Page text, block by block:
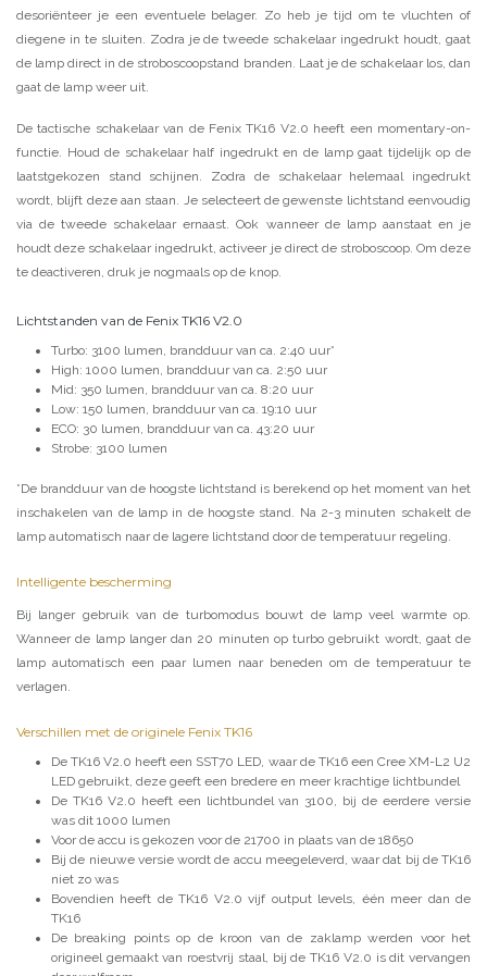
desoriënteer je een eventuele belager. Zo heb je tijd om te vluchten of
diegene in te sluiten. Zodra je de tweede schakelaar ingedrukt houdt, gaat
de lamp direct in de stroboscoopstand branden. Laat je de schakelaar los, dan
gaat de lamp weer uit.
De tactische schakelaar van de Fenix TK16 V2.0 heeft een momentary-on-
functie. Houd de schakelaar half ingedrukt en de lamp gaat tijdelijk op de
laatstgekozen stand schijnen. Zodra de schakelaar helemaal ingedrukt
wordt, blijft deze aan staan. Je selecteert de gewenste lichtstand eenvoudig
via de tweede schakelaar ernaast. Ook wanneer de lamp aanstaat en je
houdt deze schakelaar ingedrukt, activeer je direct de stroboscoop. Om deze
te deactiveren, druk je nogmaals op de knop.
Lichtstanden van de Fenix TK16 V2.0
Turbo: 3100 lumen, brandduur van ca. 2:40 uur*
High: 1000 lumen, brandduur van ca. 2:50 uur
Mid: 350 lumen, brandduur van ca. 8:20 uur
Low: 150 lumen, brandduur van ca. 19:10 uur
ECO: 30 lumen, brandduur van ca. 43:20 uur
Strobe: 3100 lumen
*De brandduur van de hoogste lichtstand is berekend op het moment van het
inschakelen van de lamp in de hoogste stand. Na 2-3 minuten schakelt de
lamp automatisch naar de lagere lichtstand door de temperatuur regeling.
Intelligente bescherming
Bij langer gebruik van de turbomodus bouwt de lamp veel warmte op.
Wanneer de lamp langer dan 20 minuten op turbo gebruikt wordt, gaat de
lamp automatisch een paar lumen naar beneden om de temperatuur te
verlagen.
Verschillen met de originele Fenix TK16
De TK16 V2.0 heeft een SST70 LED, waar de TK16 een Cree XM-L2 U2
LED gebruikt, deze geeft een bredere en meer krachtige lichtbundel
De TK16 V2.0 heeft een lichtbundel van 3100, bij de eerdere versie
was dit 1000 lumen
Voor de accu is gekozen voor de 21700 in plaats van de 18650
Bij de nieuwe versie wordt de accu meegeleverd, waar dat bij de TK16
niet zo was
Bovendien heeft de TK16 V2.0 vijf output levels, één meer dan de
TK16
De breaking points op de kroon van de zaklamp werden voor het
origineel gemaakt van roestvrij staal, bij de TK16 V2.0 is dit vervangen